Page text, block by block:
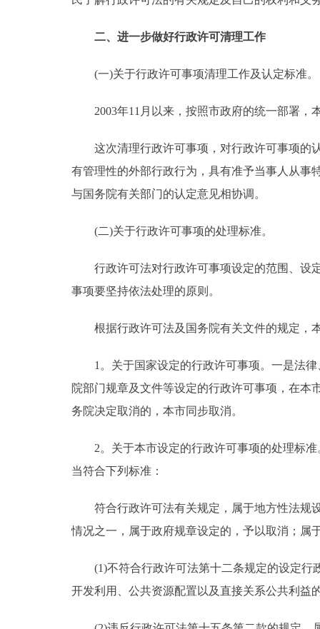
二、进一步做好行政许可清理工作
(一)关于行政许可事项清理工作及认定标准。
2003年11月以来，按照市政府的统一部署，
这次清理行政许可事项，对行政许可事项的认
有管理性的外部行政行为，具有准予当事人从事
与国务院有关部门的认定意见相协调。
(二)关于行政许可事项的处理标准。
行政许可法对行政许可事项设定的范围、设定
事项要坚持依法处理的原则。
根据行政许可法及国务院有关文件的规定，
1。关于国家设定的行政许可事项。一是法律
院部门规章及文件等设定的行政许可事项，在
务院决定取消的，本市同步取消。
2。关于本市设定的行政许可事项的处理标准
当符合下列标准：
符合行政许可法有关规定，属于地方性法规设
情况之一，属于政府规章设定的，予以取消；属
(1)不符合行政许可法第十二条规定的设定行
开发利用、公共资源配置以及直接关系公共利益